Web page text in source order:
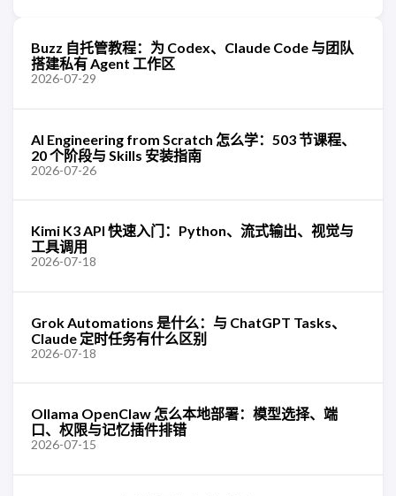
Buzz 自托管教程：为 Codex、Claude Code 与团队
搭建私有 Agent 工作区
2026-07-29
AI Engineering from Scratch 怎么学：503 节课程、
20 个阶段与 Skills 安装指南
2026-07-26
Kimi K3 API 快速入门：Python、流式输出、视觉与
工具调用
2026-07-18
Grok Automations 是什么：与 ChatGPT Tasks、
Claude 定时任务有什么区别
2026-07-18
Ollama OpenClaw 怎么本地部署：模型选择、端
口、权限与记忆插件排错
2026-07-15